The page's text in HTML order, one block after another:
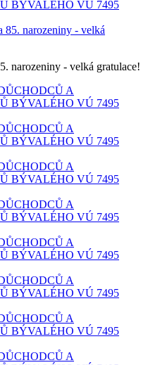
narozeniny - velká gratulace!